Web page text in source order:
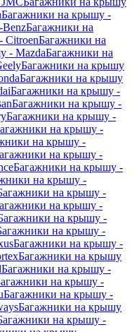
Багажники на крышу -
Багажники на
CitroenБагажники на
- MazdaБагажники на
Багажники на крышу
Багажники на крышу
Багажники на крышу -
Багажники на крышу -
Багажники на крышу -
на крышу -
на крышу -
на крышу -
Багажники на крышу -
на крышу -
на крышу -
на крышу -
на крышу -
на крышу -
Багажники на крышу -
Багажники на крышу
Багажники на крышу -
на крышу -
Багажники на крышу -
Багажники на крышу
на крышу -